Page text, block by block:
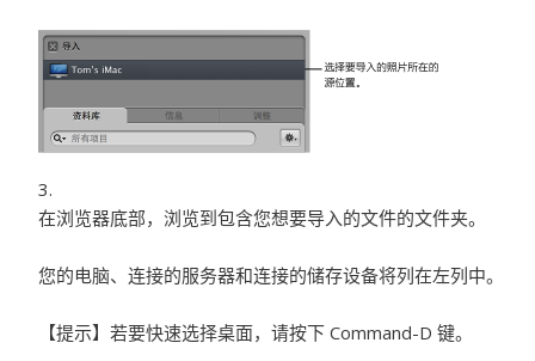
在浏览器底部，浏览到包含您想要导入的文件的文件夹。
您的电脑、连接的服务器和连接的储存设备将列在左列中。
【提示】 若要快速选择桌面，请按下 Command-D 键。